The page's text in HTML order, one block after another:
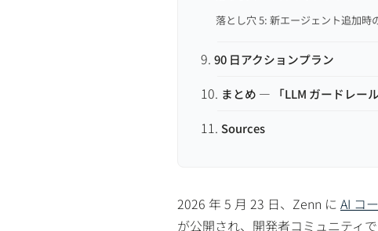
落とし穴 5: 新エージェント追加時
90 日アクションプラン
まとめ — 「LLM ガードレー
Sources
2026 年 5 月 23 日、Zenn に AI コ
が公開され、開発者コミュニティ